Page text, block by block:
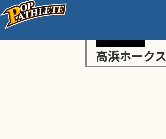
高浜ホークス